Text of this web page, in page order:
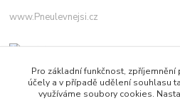
www.Pneulevnejsi.cz
Pro základní funkčnost,
účely a v případě udělení souhlasu
využíváme soubory cookies.